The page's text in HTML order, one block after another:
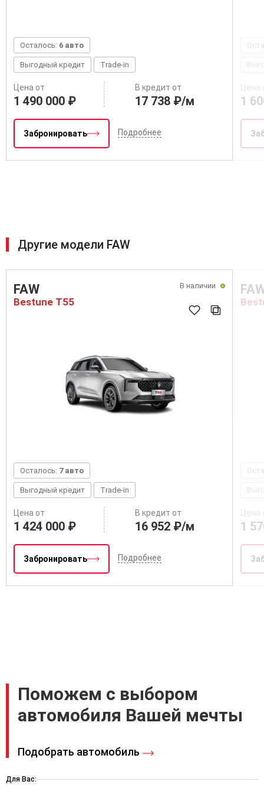
Осталось: 6 авто
Выгодный кредит Trade-in
Цена от
1 490 000 ₽
В кредит от
17 738 ₽/м
Забронировать Подробнее
Цена
1
Другие модели FAW
В наличии
FAW
Bestune T55
Осталось: 7 авто
Выгодный кредит Trade-in
Цена от
1 424 000 ₽
В кредит от
16 952 ₽/м
Забронировать Подробнее
Цена
1
Поможем с выбором
автомобиля Вашей мечты
Подобрать автомобиль
Для Вас: